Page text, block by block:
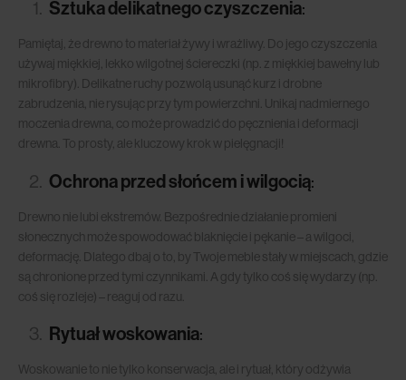
Sztuka delikatnego czyszczenia:
Pamiętaj, że drewno to materiał żywy i wrażliwy. Do jego czyszczenia
używaj miękkiej, lekko wilgotnej ściereczki (np. z miękkiej bawełny lub
mikrofibry). Delikatne ruchy pozwolą usunąć kurz i drobne
zabrudzenia, nie rysując przy tym powierzchni. Unikaj nadmiernego
moczenia drewna, co może prowadzić do pęcznienia i deformacji
drewna. To prosty, ale kluczowy krok w pielęgnacji!
Ochrona przed słońcem i wilgocią:
Drewno nie lubi ekstremów. Bezpośrednie działanie promieni
słonecznych może spowodować blaknięcie i pękanie – a wilgoci,
deformację. Dlatego dbaj o to, by Twoje meble stały w miejscach, gdzie
są chronione przed tymi czynnikami. A gdy tylko coś się wydarzy (np.
coś się rozleje) – reaguj od razu.
Rytuał woskowania:
Woskowanie to nie tylko konserwacja, ale i rytuał, który odżywia